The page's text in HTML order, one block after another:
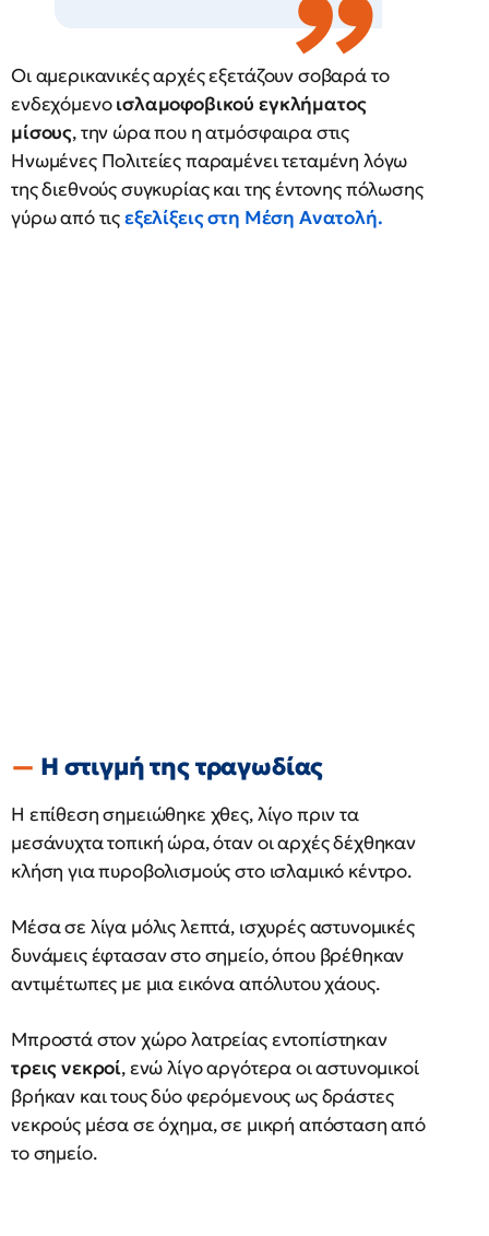
Οι αμερικανικές αρχές εξετάζουν σοβαρά το
ενδεχόμενοισλαμοφοβικού εγκλήματος
μίσους, την ώρα που η ατμόσφαιρα στις
Ηνωμένες Πολιτείες παραμένει τεταμένη λόγω
της διεθνούς συγκυρίας και της έντονης πόλωσης
γύρω από τιςεξελίξεις στη Μέση Ανατολή.
Η στιγμή της τραγωδίας
Η επίθεση σημειώθηκε χθες, λίγο πριν τα
μεσάνυχτα τοπική ώρα, όταν οι αρχές δέχθηκαν
κλήση για πυροβολισμούς στο ισλαμικό κέντρο.
Μέσα σε λίγα μόλις λεπτά, ισχυρές αστυνομικές
δυνάμεις έφτασαν στο σημείο, όπου βρέθηκαν
αντιμέτωπες με μια εικόνα απόλυτου χάους.
Μπροστά στον χώρο λατρείας εντοπίστηκαν
τρεις νεκροί, ενώ λίγο αργότερα οι αστυνομικοί
βρήκαν και τους δύο φερόμενους ως δράστες
νεκρούς μέσα σε όχημα, σε μικρή απόσταση από
το σημείο.